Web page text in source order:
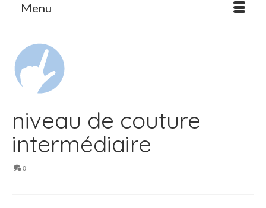
Menu
niveau de couture
intermédiaire
0